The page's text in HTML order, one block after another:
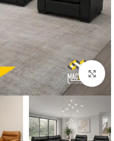
Click to enlarge